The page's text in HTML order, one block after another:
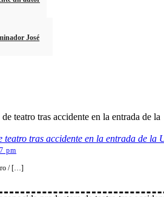
José
teatro tras accidente en la entrada de la
pm
/ […]